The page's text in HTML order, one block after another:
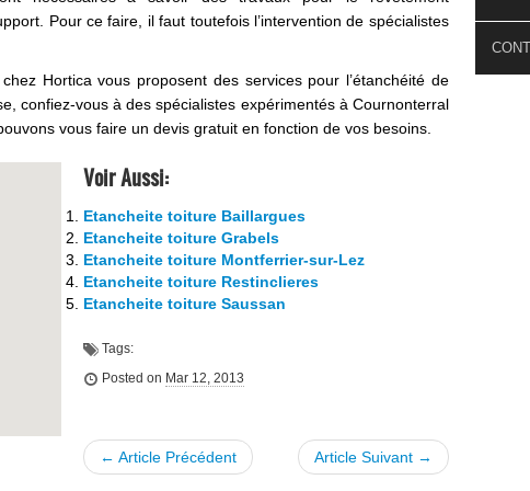
Pour ce faire, il faut toutefois l’intervention de spécialistes
Hortica vous proposent des services pour l’étanchéité de
confiez-vous à des spécialistes expérimentés à Cournonterral
vous faire un devis gratuit en fonction de vos besoins.
Voir Aussi:
Etancheite toiture Baillargues
Etancheite toiture Grabels
Etancheite toiture Montferrier-sur-Lez
Etancheite toiture Restinclieres
Etancheite toiture Saussan
Tags:
Posted on Mar 12, 2013
← Article Précédent Article Suivant →